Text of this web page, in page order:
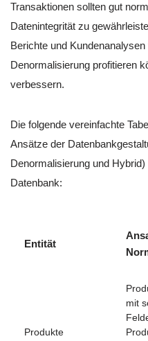
Transaktionen sollten gut
Datenintegrität zu
Berichte und
Denormalisierung profitieren
verbessern.
Die folgende vereinfachte
Ansätze der
Denormalisierung und
Datenbank:
Entität
Produkte
mit